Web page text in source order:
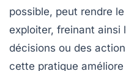
possible, peut rendre
exploiter, freinant ainsi
décisions ou des
cette pratique améliore